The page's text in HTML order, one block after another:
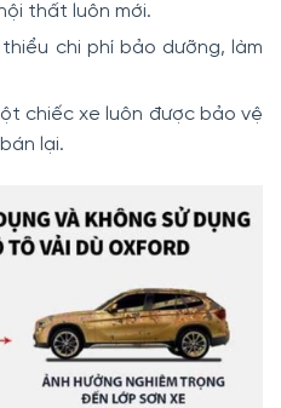
thất luôn mới.
thiểu chi phí bảo dưỡng, làm
chiếc xe luôn được bảo vệ
lại.